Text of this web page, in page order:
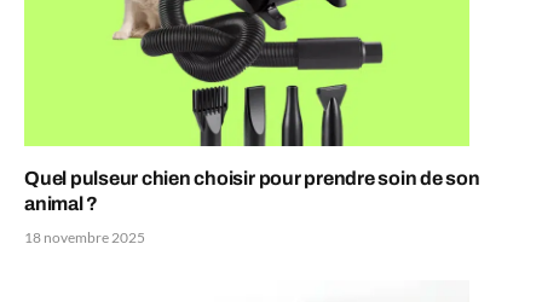
Quel pulseur chien choisir pour prendre soin de son
animal ?
18 novembre 2025